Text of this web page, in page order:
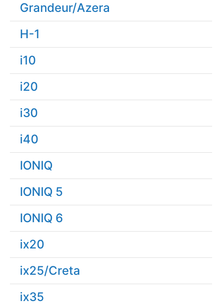
Grandeur/Azera
H-1
i10
i20
i30
i40
IONIQ
IONIQ 5
IONIQ 6
ix20
ix25/Creta
ix35